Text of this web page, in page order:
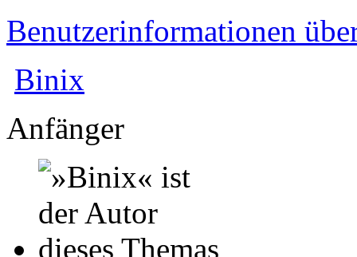
Benutzerinformationen
Binix
Anfänger